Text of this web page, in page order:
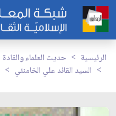
الرئيسية حديث العلماء والقادة
السيد القائد علي الخامنئي